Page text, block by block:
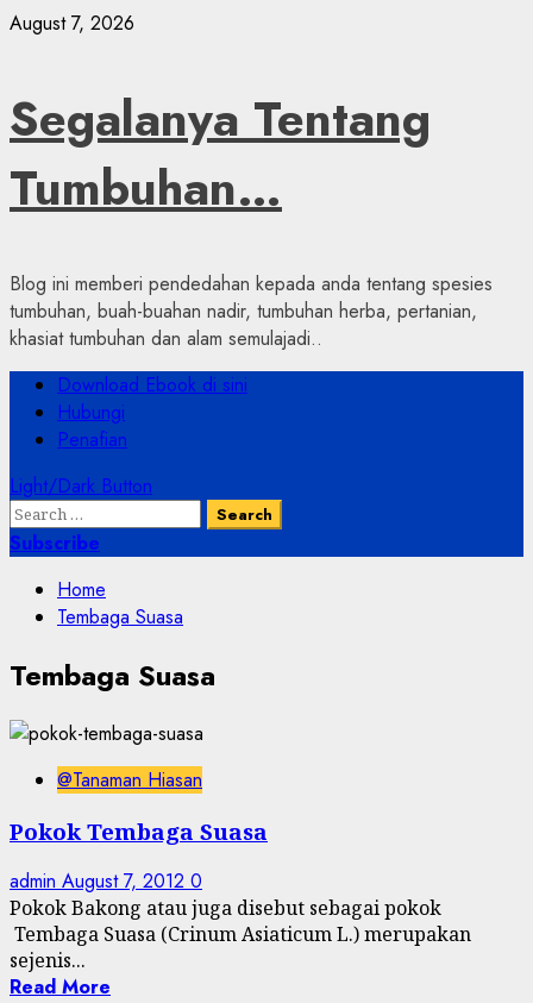
Skip
August 7, 2026
Segalanya Tentang
Tumbuhan…
Blog ini memberi pendedahan kepada anda tentang spesies
tumbuhan, buah-buahan nadir, tumbuhan herba, pertanian,
khasiat tumbuhan dan alam semulajadi..
Primary
Menu
Download Ebook di sini
Hubungi
Penafian
Light/Dark Button
Search
for:
Subscribe
Home
Tembaga Suasa
Tembaga Suasa
@Tanaman Hiasan
Pokok Tembaga Suasa
admin August 7, 2012 0
Pokok Bakong atau juga disebut sebagai pokok
Tembaga Suasa (Crinum Asiaticum L.) merupakan
sejenis...
Read More